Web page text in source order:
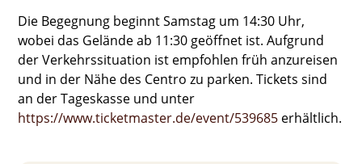
Die Begegnung beginnt Samstag um 14:30 Uhr,
wobei das Gelände ab 11:30 geöffnet ist. Aufgrund
der Verkehrssituation ist empfohlen früh anzureisen
und in der Nähe des Centro zu parken. Tickets sind
an der Tageskasse und unter
https://www.ticketmaster.de/event/539685 erhältlich.